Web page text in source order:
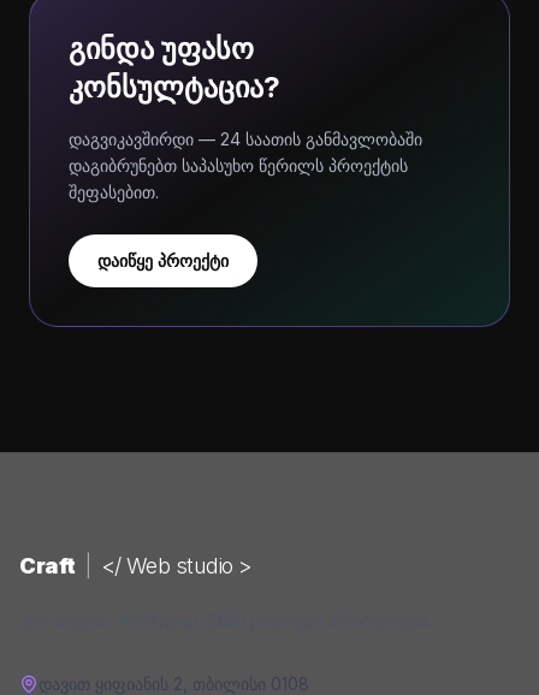
გინდა უფასო
კონსულტაცია?
დაგვიკავშირდი — 24 საათის განმავლობაში
დაგიბრუნებთ საპასუხო წერილს პროექტის
შეფასებით.
დაიწყე პროექტი
Craft </ Web studio >
დავით ყიფიანის 2 თბილისი 0108